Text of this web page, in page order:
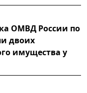
ОМВД России по
двоих
имущества у